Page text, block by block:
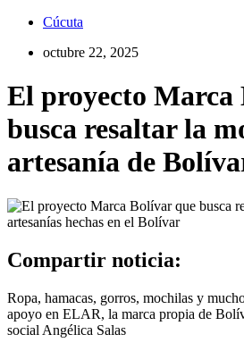
Cúcuta
octubre 22, 2025
El proyecto Marca
busca resaltar la
artesanía de
Compartir noticia:
Ropa, hamacas, gorros, mochilas y
apoyo en ELAR, la marca propia de
social Angélica Salas